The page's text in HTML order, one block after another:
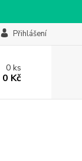
Přihlášení
0ks
0 Kč